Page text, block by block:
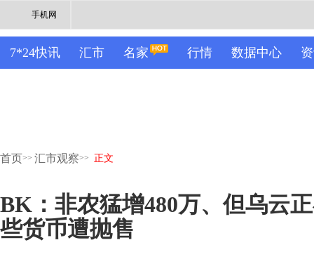
手机网
7*24快讯 汇市 名家 行情 数据中心
首页>> 汇市观察>> 正文
BK：非农猛增480万、但乌云
些货币遭抛售